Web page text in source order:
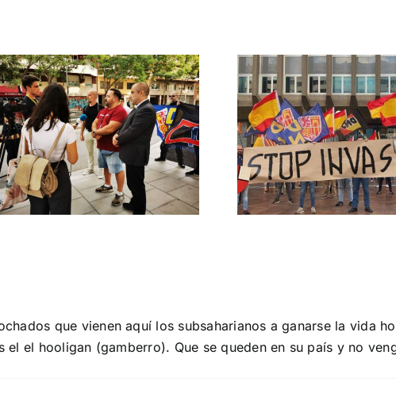
Crónica acto DN
contra la invasión
migratoria y el
gran reemplazo
MADRID 4 DE NOVIEMBRE
DN
protestas
CONTRA LA
que vienen aquí los subsaharianos a ganarse la vida
el el hooligan (gamberro). Que se queden en su país y no